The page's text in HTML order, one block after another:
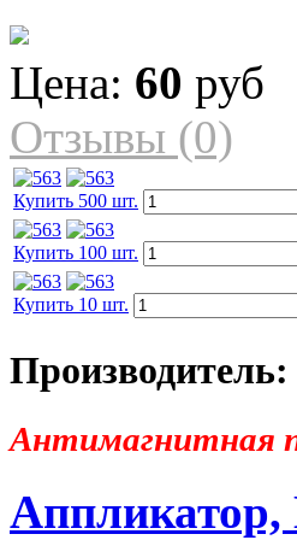
Цена: 60 руб
Отзывы (0)
Купить 500 шт.
Купить 100 шт.
Купить 10 шт.
Производитель:
Антимагнитная